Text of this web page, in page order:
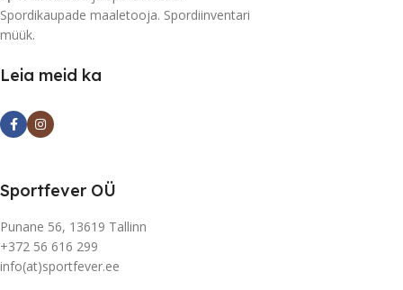
Spordikaupade maaletooja. Spordiinventari
müük.
Leia meid ka
Sportfever OÜ
Punane 56, 13619 Tallinn
+372 56 616 299
info(at)sportfever.ee